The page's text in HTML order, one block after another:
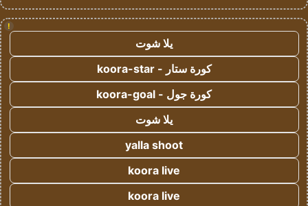
!
يلا شوت
كورة ستار - koora-star
كورة جول - koora-goal
يلا شوت
yalla shoot
koora live
koora live